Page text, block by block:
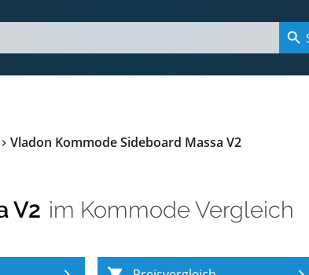
Vladon Kommode Sideboard Massa V2
V2 im Kommode Vergleich